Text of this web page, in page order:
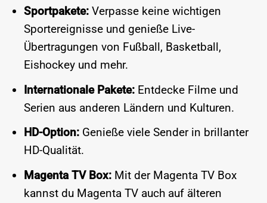
Sportpakete:Verpasse keine wichtigen
Sportereignisse und genieße Live-
Übertragungen von Fußball, Basketball,
Eishockey und mehr.
Internationale Pakete:Entdecke Filme und
Serien aus anderen Ländern und Kulturen.
HD-Option:Genieße viele Sender in brillanter
HD-Qualität.
Magenta TV Box:Mit der Magenta TV Box
kannst du Magenta TV auch auf älteren